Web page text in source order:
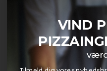
Om Pizzafredag
INFORMATION
Jobs
VIND